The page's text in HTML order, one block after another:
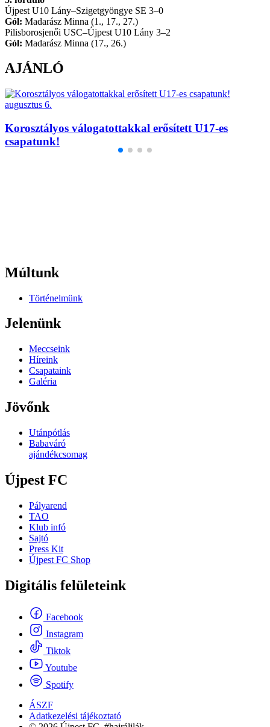
Újpest U10 Lány–Szigetgyöngye SE 3–0
Gól: Madarász Minna (1., 17., 27.)
Pilisborosjenői USC–Újpest U10 Lány 3–2
Gól: Madarász Minna (17., 26.)
AJÁNLÓ
augusztus 6.
Korosztályos válogatottakkal erősített U17-es
csapatunk!
Múltunk
Történelmünk
Jelenünk
Meccseink
Híreink
Csapataink
Galéria
Jövőnk
Utánpótlás
Babaváró
ajándékcsomag
Újpest FC
Pályarend
TAO
Klub infó
Sajtó
Press Kit
Újpest FC Shop
Digitális felületeink
Facebook
Instagram
Tiktok
Youtube
Spotify
ÁSZF
Adatkezelési tájékoztató